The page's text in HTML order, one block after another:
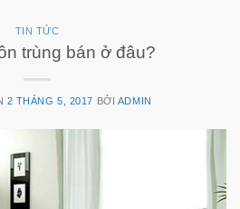
TIN TỨC
trùng bán ở đâu?
2 THÁNG 5, 2017 BỞI ADMIN